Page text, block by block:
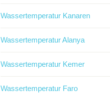
Wassertemperatur Kanaren
Wassertemperatur Alanya
Wassertemperatur Kemer
Wassertemperatur Faro